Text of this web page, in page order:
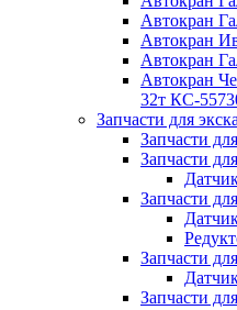
Автокран
Автокран
Автокран
Автокран
32т КС-
Запчасти для
Запчасти
Запчасти
Запчасти
Запчасти
Запчасти